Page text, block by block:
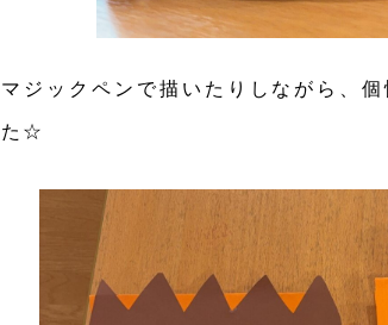
マジックペンで描いたりしながら、
た☆